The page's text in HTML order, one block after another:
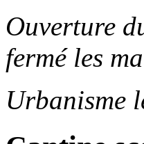
Ouverture
fermé les
Urbanisme